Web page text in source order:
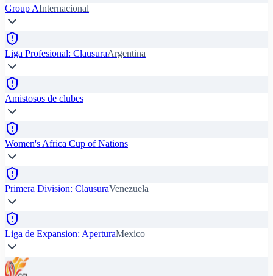
Group AInternacional
Liga Profesional: ClausuraArgentina
Amistosos de clubes
Women's Africa Cup of Nations
Primera Division: ClausuraVenezuela
Liga de Expansion: AperturaMexico